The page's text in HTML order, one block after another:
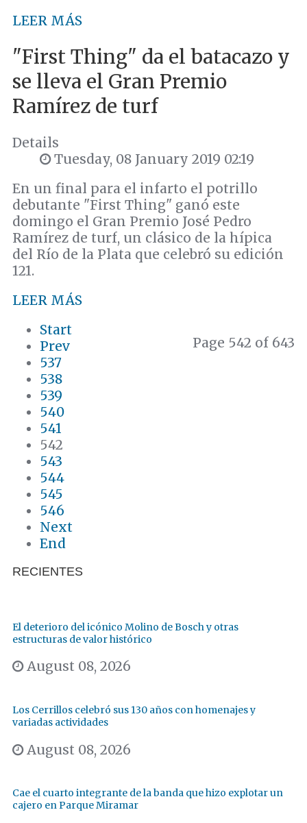
LEER MÁS
"First Thing" da el batacazo y
se lleva el Gran Premio
Ramírez de turf
Details
Tuesday, 08 January 2019 02:19
En un final para el infarto el potrillo
debutante "First Thing" ganó este
domingo el Gran Premio José Pedro
Ramírez de turf, un clásico de la hípica
del Río de la Plata que celebró su edición
121.
LEER MÁS
Page 542 of 643
Start
Prev
537
538
539
540
541
542
543
544
545
546
Next
End
RECIENTES
El deterioro del icónico Molino de Bosch y otras
estructuras de valor histórico
August 08, 2026
Los Cerrillos celebró sus 130 años con homenajes y
variadas actividades
August 08, 2026
Cae el cuarto integrante de la banda que hizo explotar un
cajero en Parque Miramar